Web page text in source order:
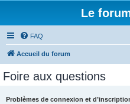
Le
FAQ
Accueil du forum
Foire aux questions
Problèmes de connexion et